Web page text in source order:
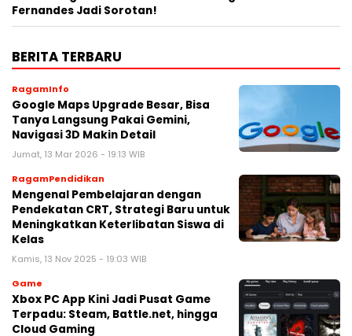
Fernandes Jadi Sorotan!
BERITA TERBARU
RagamInfo
Google Maps Upgrade Besar, Bisa
Tanya Langsung Pakai Gemini,
Navigasi 3D Makin Detail
Jumat, 13 Mar 2026 - 19:13 WIB
RagamPendidikan
Mengenal Pembelajaran dengan
Pendekatan CRT, Strategi Baru untuk
Meningkatkan Keterlibatan Siswa di
Kelas
Kamis, 13 Nov 2025 - 19:03 WIB
Game
Xbox PC App Kini Jadi Pusat Game
Terpadu: Steam, Battle.net, hingga
Cloud Gaming